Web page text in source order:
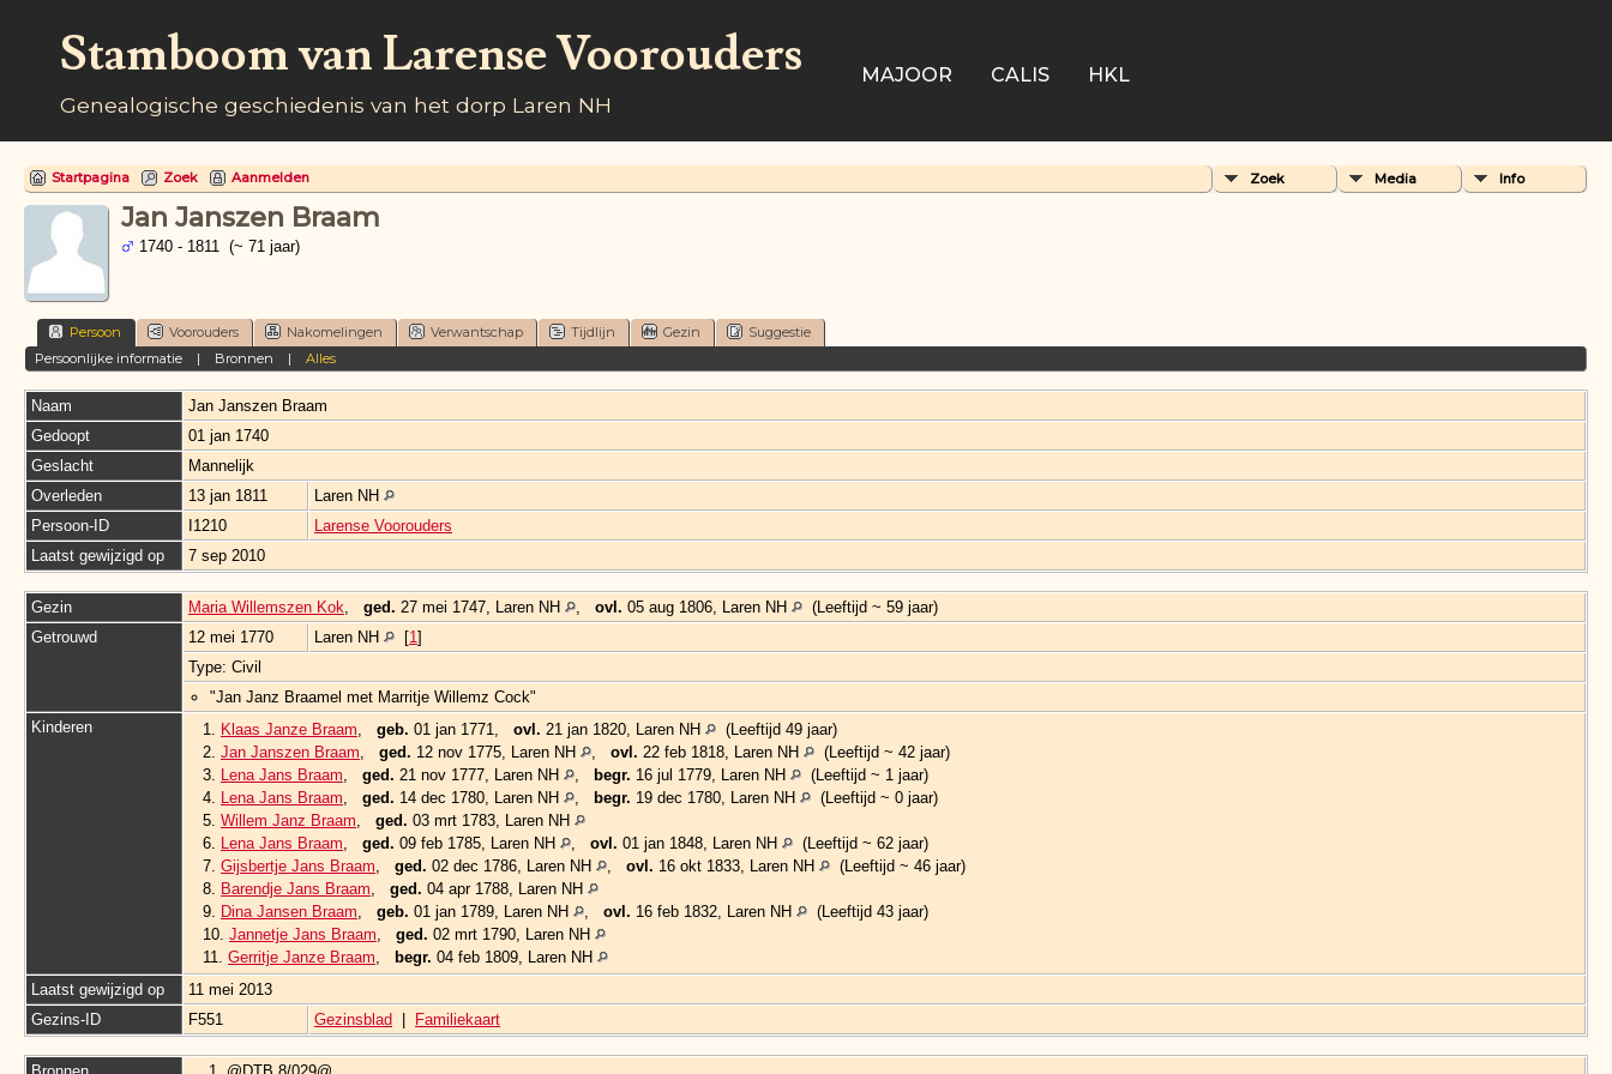
Stamboom van Larense Voorouders
Genealogische geschiedenis van het dorp Laren NH
MAJOOR CALIS HKL
Startpagina Zoek Aanmelden Zoek Media Info
Jan Janszen Braam
1740 - 1811 (~ 71 jaar)
Persoon Voorouders Nakomelingen Verwantschap Tijdlijn Gezin
Suggestie
Persoonlijke informatie| Bronnen | Alles
Naam Jan Janszen Braam
Gedoopt
01 jan 1740
Geslacht
Mannelijk
Overleden
13 jan 1811
Laren NH
Persoon-ID
I1210
Larense Voorouders
Laatst gewijzigd op
7 sep 2010
Gezin Maria Willemszen Kok, ged. 27 mei 1747, Laren NH , ovl. 05 aug 1806, Laren NH
(Leeftijd ~ 59 jaar)
Getrouwd
12 mei 1770 Laren NH [1]
Type: Civil
"Jan Janz Braamel met Marritje Willemz Cock"
Kinderen
1. Klaas Janze Braam, geb. 01 jan 1771, ovl. 21 jan 1820, Laren NH
(Leeftijd 49 jaar)
2. Jan Janszen Braam, ged. 12 nov 1775, Laren NH , ovl. 22 feb 1818, Laren NH
(Leeftijd ~ 42 jaar)
3. Lena Jans Braam, ged. 21 nov 1777, Laren NH , begr. 16 jul 1779, Laren NH
(Leeftijd ~ 1 jaar)
4. Lena Jans Braam, ged. 14 dec 1780, Laren NH , begr. 19 dec 1780, Laren NH
(Leeftijd ~ 0 jaar)
5. Willem Janz Braam, ged. 03 mrt 1783, Laren NH
6. Lena Jans Braam, ged. 09 feb 1785, Laren NH , ovl. 01 jan 1848, Laren NH
(Leeftijd ~ 62 jaar)
7. Gijsbertje Jans Braam, ged. 02 dec 1786, Laren NH , ovl. 16 okt 1833, Laren NH
(Leeftijd ~ 46 jaar)
8. Barendje Jans Braam, ged. 04 apr 1788, Laren NH
9. Dina Jansen Braam, geb. 01 jan 1789, Laren NH , ovl. 16 feb 1832, Laren NH
(Leeftijd 43 jaar)
10. Jannetje Jans Braam, ged. 02 mrt 1790, Laren NH
11. Gerritje Janze Braam, begr. 04 feb 1809, Laren NH
Laatst gewijzigd op
11 mei 2013
Gezins-ID
F551 Gezinsblad Familiekaart